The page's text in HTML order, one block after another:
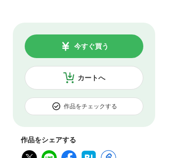
カートへ
今すぐ買う
作品をチェックする
作品をシェアする